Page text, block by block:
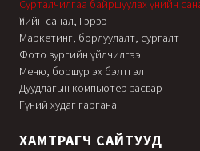
Сурталчилгаа байршуулах үнийн
Үнийн санал, Гэрээ
Маркетинг, борлуулалт, сургалт
Фото зургийн үйлчилгээ
Меню, боршур эх бэлтгэл
Дуудлагын компьютер засвар
Гүний худаг гаргана
ХАМТРАГЧ САЙТУУД